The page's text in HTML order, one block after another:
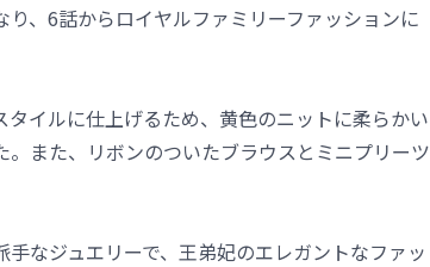
、6話からロイヤルファミリーファッションに
イルに仕上げるため、黄色のニットに柔らかい
また、リボンのついたブラウスとミニプリーツ
なジュエリーで、王弟妃のエレガントなファッ